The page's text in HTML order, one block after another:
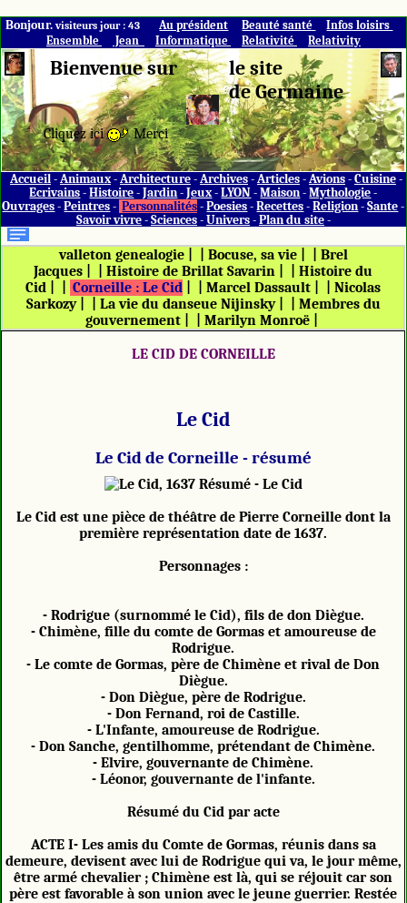
Bonjour.visiteurs jour : 43 Au président Beauté santé
Infos loisirs
Ensemble
Jean Informatique Relativité Relativity
Bienvenue sur
Cliquez ici Merci
le site
de Germaine
Accueil- Animaux- Architecture- Archives- Articles- Avions- Cuisine-
Ecrivains -Histoire -Jardin-Jeux-LYON -Maison-Mythologie -
Ouvrages -Peintres - Personnalités -Poesies -Recettes -Religion-Sante -
Savoir vivre- Sciences- Univers- Plan du site-
valleton genealogie| Bocuse, sa vie|
Brel
Jacques
|Histoire de Brillat Savarin |Histoire du
Cid
Corneille : Le Cid |Marcel Dassault |Nicolas
Sarkozy| La vie du danseue Nijinsky|
Membres du
gouvernement| Marilyn Monroë|
LE CID DE CORNEILLE
Le Cid
Le Cid de Corneille - résumé
Résumé - Le Cid
Le Cid est une pièce de théâtre de Pierre Corneille dont la
première représentation date de 1637.
Personnages :
- Rodrigue (surnommé le Cid), fils de don Diègue.
- Chimène, fille du comte de Gormas et amoureuse de
Rodrigue.
- Le comte de Gormas, père de Chimène et rival de Don
Diègue.
- Don Diègue, père de Rodrigue.
- Don Fernand, roi de Castille.
- L'Infante, amoureuse de Rodrigue.
- Don Sanche, gentilhomme, prétendant de Chimène.
- Elvire, gouvernante de Chimène.
- Léonor, gouvernante de l'infante.
Résumé du Cid par acte
ACTE I- Les amis du Comte de Gormas, réunis dans sa
demeure, devisent avec lui de Rodrigue qui va, le jour même,
être armé chevalier ; Chimène est là, qui se réjouit car son
père est favorable à son union avec le jeune guerrier. Restée